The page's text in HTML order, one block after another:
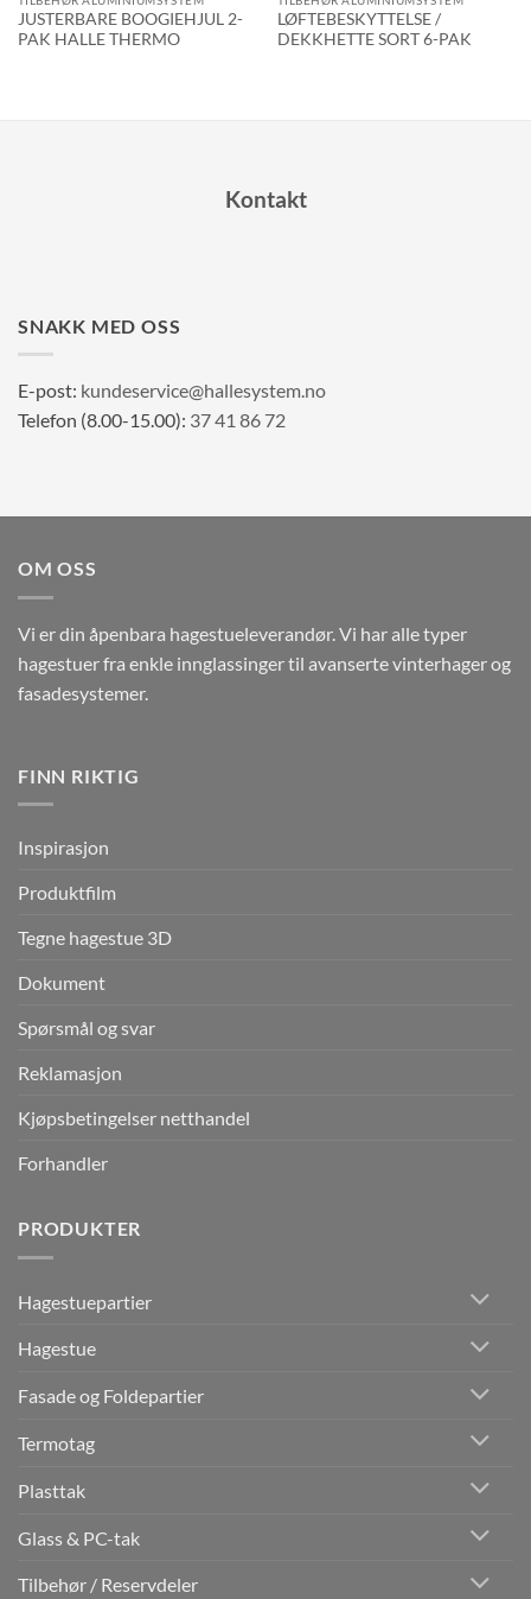
JUSTERBARE BOOGIEHJUL 2-
PAK HALLE THERMO
LØFTEBESKYTTELSE /
DEKKHETTE SORT 6-PAK
Kontakt
SNAKK MED OSS
E-post: kundeservice@hallesystem.no
Telefon (8.00-15.00): 37 41 86 72
OM OSS
Vi er din åpenbara hagestueleverandør. Vi har alle typer
hagestuer fra enkle innglassinger til avanserte vinterhager og
fasadesystemer.
FINN RIKTIG
Inspirasjon
Produktfilm
Tegne hagestue 3D
Dokument
Spørsmål og svar
Reklamasjon
Kjøpsbetingelser netthandel
Forhandler
PRODUKTER
Hagestuepartier
Hagestue
Fasade og Foldepartier
Termotag
Plasttak
Glass & PC-tak
Tilbehør / Reservdeler